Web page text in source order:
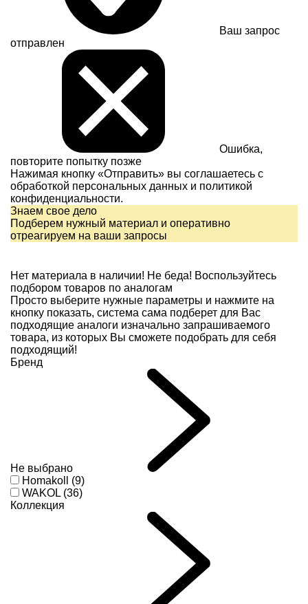
Ваш запрос
отправлен
Ошибка,
повторите попытку позже
Нажимая кнопку «Отправить» вы соглашаетесь с
обработкой персональных данных и политикой
конфиденциальности.
Знаем свое дело
Подберем нужный материал и оперативно
отреагируем на ваши запросы
Нет материала в наличии! Не беда! Воспользуйтесь
подбором товаров по аналогам
Просто выберите нужные параметры и нажмите на
кнопку показать, система сама подберет для Вас
подходящие аналоги изначально запрашиваемого
товара, из которых Вы сможете подобрать для себя
подходящий!
Бренд
Не выбрано
Homakoll (9)
WAKOL (36)
Коллекция